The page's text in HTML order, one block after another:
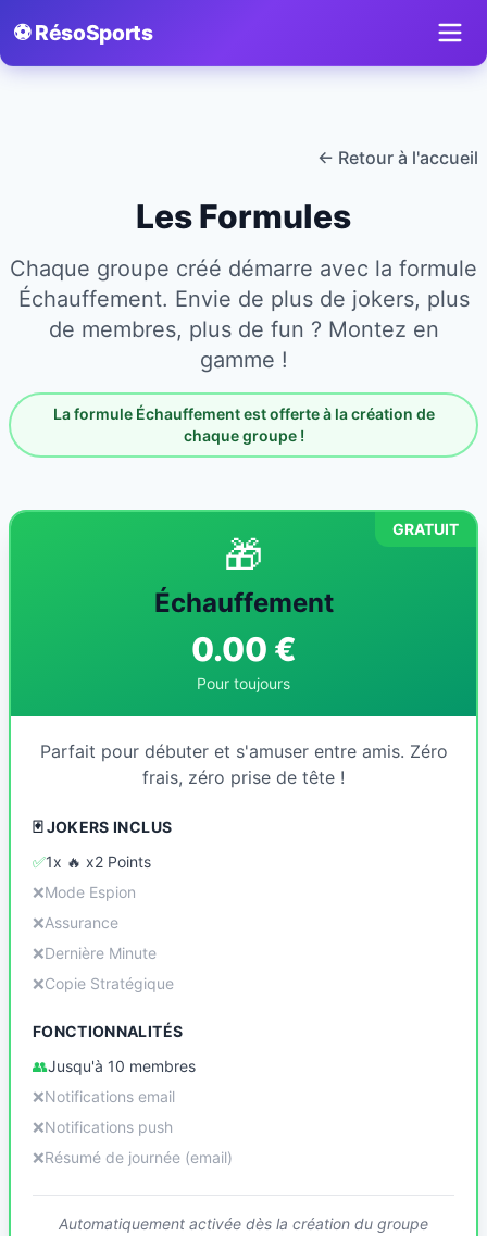
⚽ RésoSports
← Retour à l'accueil
Les Formules
Chaque groupe créé démarre avec la formule
Échauffement. Envie de plus de jokers, plus
de membres, plus de fun ? Montez en
gamme !
La formule Échauffement est offerte à la création de
chaque groupe !
GRATUIT
🎁
Échauffement
0.00 €
Pour toujours
Parfait pour débuter et s'amuser entre amis. Zéro
frais, zéro prise de tête !
🃏 JOKERS INCLUS
✅1x 🔥 x2 Points
❌Mode Espion
❌Assurance
❌Dernière Minute
❌Copie Stratégique
FONCTIONNALITÉS
👥Jusqu'à 10 membres
❌Notifications email
❌Notifications push
❌Résumé de journée (email)
Automatiquement activée dès la création du groupe